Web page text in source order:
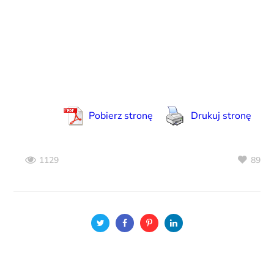
Pobierz stronę Drukuj stronę
1129 89